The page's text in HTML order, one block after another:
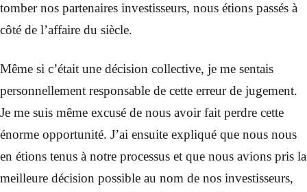
tomber nos partenaires investisseurs, nous étions passés à
côté de l’affaire du siècle.
Même si c’était une décision collective, je me sentais
personnellement responsable de cette erreur de jugement.
Je me suis même excusé de nous avoir fait perdre cette
énorme opportunité. J’ai ensuite expliqué que nous nous
en étions tenus à notre processus et que nous avions pris la
meilleure décision possible au nom de nos investisseurs,